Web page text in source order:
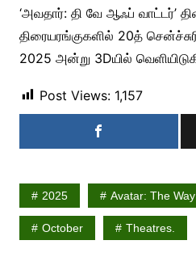
‘அவதார்: தி வே ஆஃப் வாட்டர்’
திரையரங்குகளில் 20த்
2025 அன்று 3Dயில்
Post Views: 1,157
2025 Avatar: The
October Theatres.